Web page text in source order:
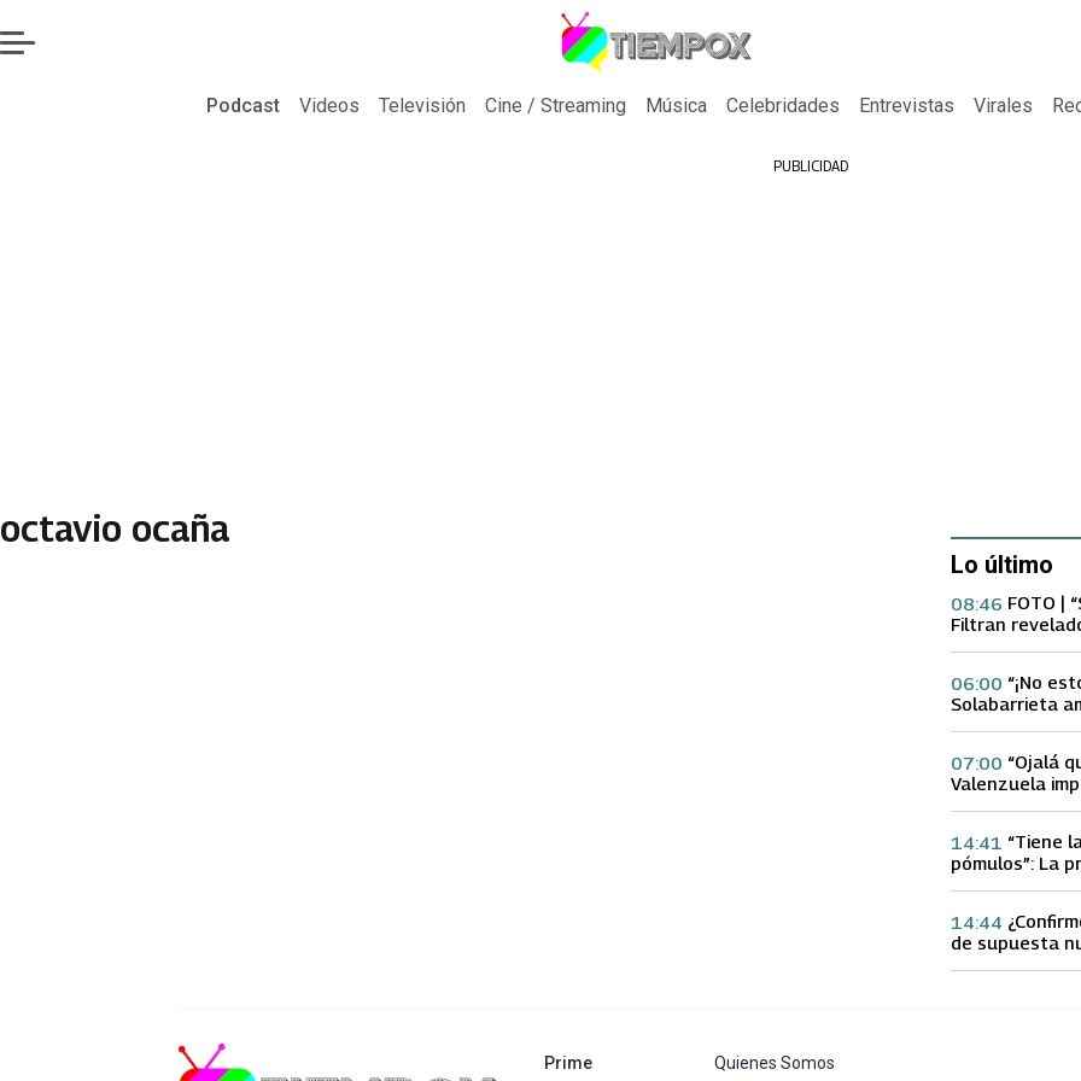
Podcast Videos Televisión Cine / Streaming Música Celebridades Entrevistas Virales
PUBLICIDAD
octavio ocaña
Lo último
FOTO |
Filtran
08:46
“¡No
Solabarrieta
06:00
“Ojalá
Valenzuela
07:00
“Tiene
pómulos”: La
14:41
de supuesta
14:44
Primeabre en nueva pestañaQuienes Somos